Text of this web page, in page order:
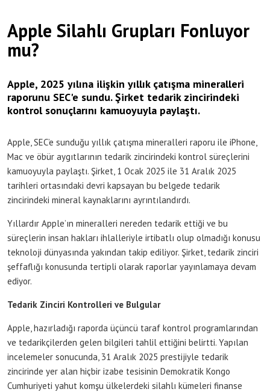
Apple Silahlı Grupları Fonluyor
mu?
Apple, 2025 yılına ilişkin yıllık çatışma mineralleri
raporunu SEC'e sundu. Şirket tedarik zincirindeki
kontrol sonuçlarını kamuoyuyla paylaştı.
Apple, SEC’e sunduğu yıllık çatışma mineralleri raporu ile iPhone,
Mac ve öbür aygıtlarının tedarik zincirindeki kontrol süreçlerini
kamuoyuyla paylaştı. Şirket, 1 Ocak 2025 ile 31 Aralık 2025
tarihleri ortasındaki devri kapsayan bu belgede tedarik
zincirindeki mineral kaynaklarını ayrıntılandırdı.
Yıllardır Apple’ın mineralleri nereden tedarik ettiği ve bu
süreçlerin insan hakları ihlalleriyle irtibatlı olup olmadığı konusu
teknoloji dünyasında yakından takip ediliyor. Şirket, tedarik zinciri
şeffaflığı konusunda tertipli olarak raporlar yayınlamaya devam
ediyor.
Tedarik Zinciri Kontrolleri ve Bulgular
Apple, hazırladığı raporda üçüncü taraf kontrol programlarından
ve tedarikçilerden gelen bilgileri tahlil ettiğini belirtti. Yapılan
incelemeler sonucunda, 31 Aralık 2025 prestijiyle tedarik
zincirinde yer alan hiçbir izabe tesisinin Demokratik Kongo
Cumhuriyeti yahut komşu ülkelerdeki silahlı kümeleri finanse